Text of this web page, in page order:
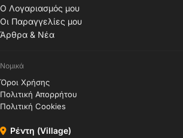
Ο Λογαριασμός μου
Οι Παραγγελίες μου
Άρθρα & Νέα
Νομικά
Όροι Χρήσης
Πολιτική Απορρήτου
Πολιτική Cookies
Ρέντη (Village)